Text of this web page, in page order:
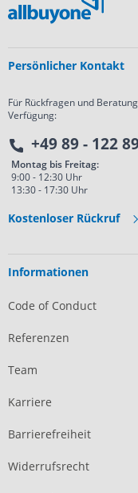
Persönlicher Kontakt
Für Rückfragen und
Verfügung:
+49 89 - 122
Montag bis Freitag:
9:00 - 12:30 Uhr
13:30 - 17:30 Uhr
Kostenloser Rückruf
Informationen
Code of Conduct
Referenzen
Team
Karriere
Barrierefreiheit
Widerrufsrecht